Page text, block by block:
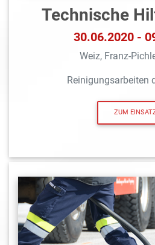
Technische
30.06.2020 -
Weiz, Franz-
Reinigungsarbeiten
ZUM